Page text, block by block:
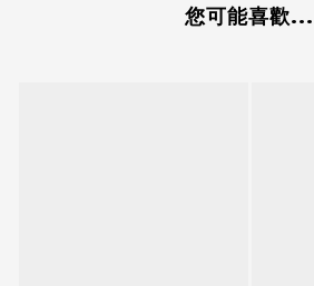
您可能喜歡...